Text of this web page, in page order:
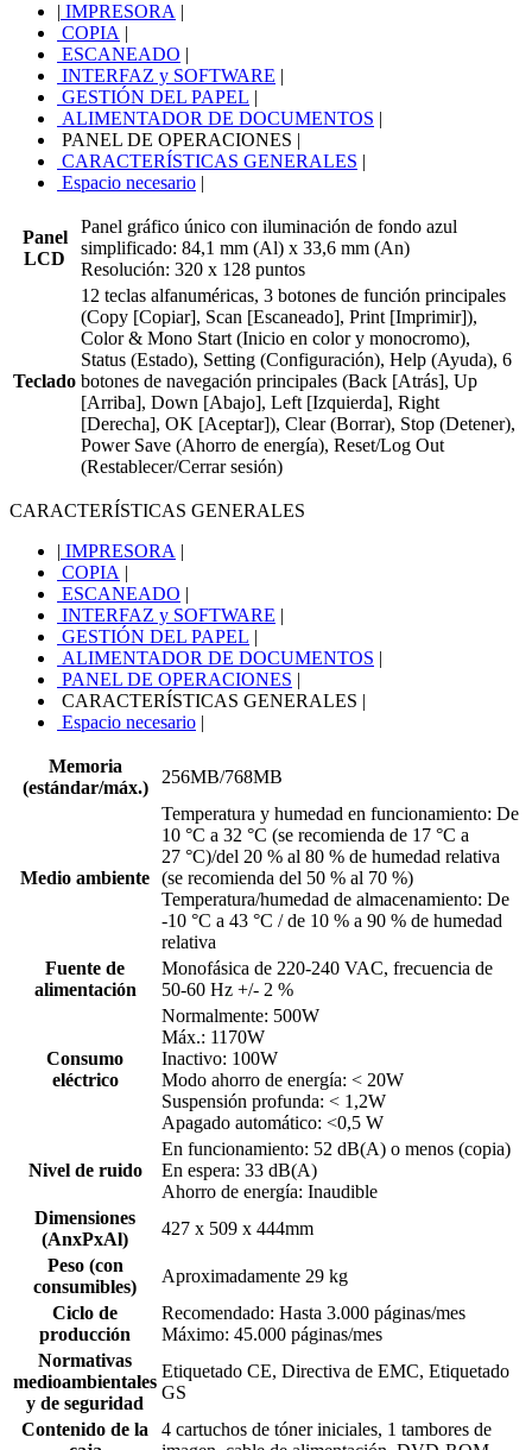
| IMPRESORA |
COPIA |
ESCANEADO |
INTERFAZ y SOFTWARE |
GESTIÓN DEL PAPEL |
ALIMENTADOR DE DOCUMENTOS |
PANEL DE OPERACIONES |
CARACTERÍSTICAS GENERALES |
Espacio necesario |
Panel
LCD
Panel gráfico único con iluminación de fondo azul
simplificado: 84,1 mm (Al) x 33,6 mm (An)
Resolución: 320 x 128 puntos
Teclado
12 teclas alfanuméricas, 3 botones de función principales
(Copy [Copiar], Scan [Escaneado], Print [Imprimir]),
Color & Mono Start (Inicio en color y monocromo),
Status (Estado), Setting (Configuración), Help (Ayuda), 6
botones de navegación principales (Back [Atrás], Up
[Arriba], Down [Abajo], Left [Izquierda], Right
[Derecha], OK [Aceptar]), Clear (Borrar), Stop (Detener),
Power Save (Ahorro de energía), Reset/Log Out
(Restablecer/Cerrar sesión)
CARACTERÍSTICAS GENERALES
| IMPRESORA |
COPIA |
ESCANEADO |
INTERFAZ y SOFTWARE |
GESTIÓN DEL PAPEL |
ALIMENTADOR DE DOCUMENTOS |
PANEL DE OPERACIONES |
CARACTERÍSTICAS GENERALES |
Espacio necesario |
Memoria
(estándar/máx.)
256MB/768MB
Medio ambiente
Temperatura y humedad en funcionamiento: De
10 °C a 32 °C (se recomienda de 17 °C a
27 °C)/del 20 % al 80 % de humedad relativa
(se recomienda del 50 % al 70 %)
Temperatura/humedad de almacenamiento: De
-10 °C a 43 °C / de 10 % a 90 % de humedad
relativa
Fuente de
alimentación
Monofásica de 220-240 VAC, frecuencia de
50-60 Hz +/- 2 %
Consumo
eléctrico
Normalmente: 500W
Máx.: 1170W
Inactivo: 100W
Modo ahorro de energía: < 20W
Suspensión profunda: < 1,2W
Apagado automático: <0,5 W
Nivel de ruido
En funcionamiento: 52 dB(A) o menos (copia)
En espera: 33 dB(A)
Ahorro de energía: Inaudible
Dimensiones
(AnxPxAl)
427 x 509 x 444mm
Peso (con
consumibles)
Aproximadamente 29 kg
Ciclo de
producción
Recomendado: Hasta 3.000 páginas/mes
Máximo: 45.000 páginas/mes
Normativas
medioambientales
y de seguridad
Etiquetado CE, Directiva de EMC, Etiquetado
GS
Contenido de la
4 cartuchos de tóner iniciales, 1 tambores de